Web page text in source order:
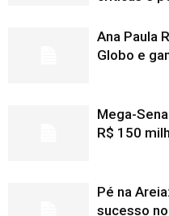
Ana Paula
Globo e
Mega-
R$ 150
Pé na
sucesso